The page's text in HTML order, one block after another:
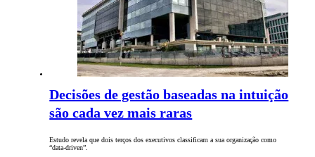
Decisões de gestão baseadas na intuição
são cada vez mais raras
Estudo revela que dois terços dos executivos classificam a sua organização como
“data-driven”.